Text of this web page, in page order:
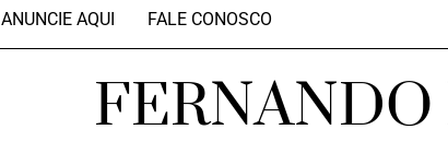
ANUNCIE AQUI FALE CONOSCO